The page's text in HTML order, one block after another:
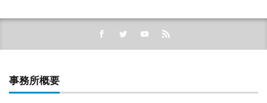
事務所概要